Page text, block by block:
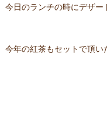
今日のランチの時にデザー
今年の紅茶もセットで頂